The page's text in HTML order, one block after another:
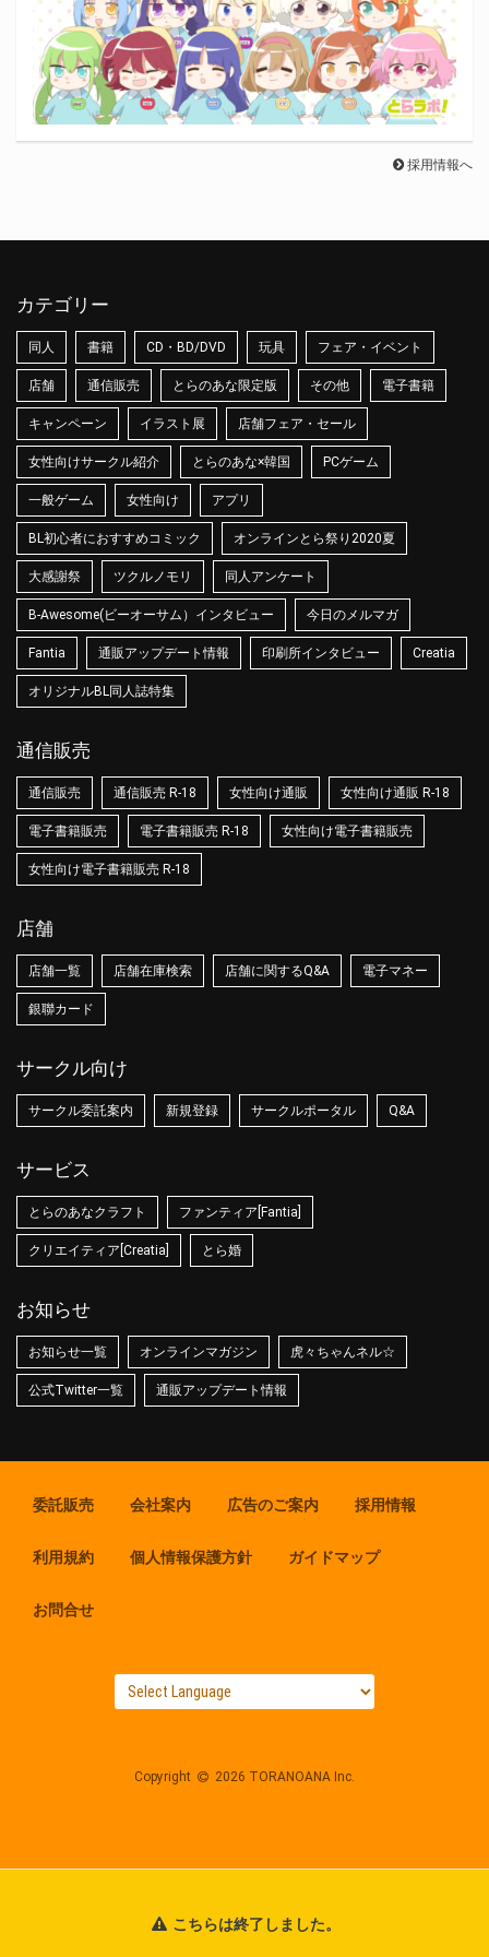
採用情報へ
こちらは終了しました。
カテゴリー
同人 書籍 CD・BD/DVD 玩具 フェア・イベント
店舗 通信販売 とらのあな限定版 その他 電子書籍
キャンペーン イラスト展 店舗フェア・セール
女性向けサークル紹介 とらのあな×韓国 PCゲーム
一般ゲーム 女性向け アプリ
BL初心者におすすめコミック オンラインとら祭り2020夏
大感謝祭 ツクルノモリ 同人アンケート
B-Awesome(ビーオーサム）インタビュー 今日のメルマガ
Fantia 通販アップデート情報 印刷所インタビュー Creatia
オリジナルBL同人誌特集
通信販売
通信販売 通信販売 R-18 女性向け通販 女性向け通販 R-18
電子書籍販売 電子書籍販売 R-18 女性向け電子書籍販売
女性向け電子書籍販売 R-18
店舗
店舗一覧 店舗在庫検索 店舗に関するQ&A 電子マネー
銀聯カード
サークル向け
サークル委託案内 新規登録 サークルポータル Q&A
サービス
とらのあなクラフト ファンティア[Fantia]
クリエイティア[Creatia] とら婚
お知らせ
お知らせ一覧 オンラインマガジン 虎々ちゃんネル☆
公式Twitter一覧 通販アップデート情報
委託販売 会社案内 広告のご案内 採用情報
利用規約 個人情報保護方針 ガイドマップ
お問合せ
Copyright 2026 TORANOANA Inc.